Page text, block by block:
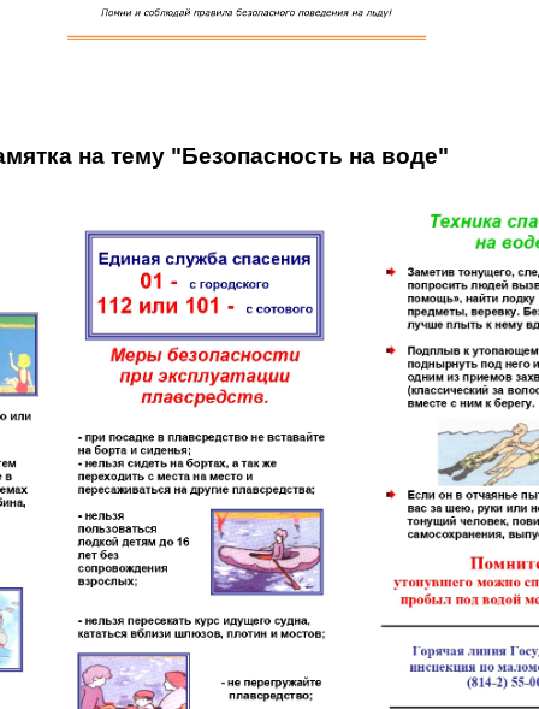
на тему "Безопасность на воде"